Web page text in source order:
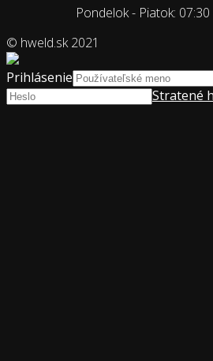
Pondelok - Piatok:
© hweld.sk 2021
Prihlásenie
Stratené